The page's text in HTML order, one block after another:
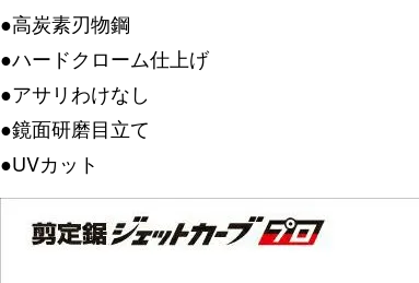
●高炭素刃物鋼
●ハードクローム仕上げ
●アサリわけなし
●鏡面研磨目立て
●UVカット